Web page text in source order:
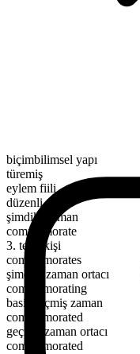
biçimbilimsel yapı
türemiş
eylem fiili
düzenli
şimdiki zaman
commemorate
3. tekil kişi
commemorates
şimdiki zaman ortacı
commemorating
basit geçmiş zaman
commemorated
geçmiş zaman ortacı
commemorated